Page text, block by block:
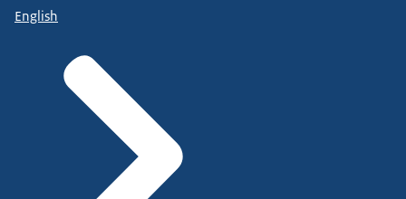
English